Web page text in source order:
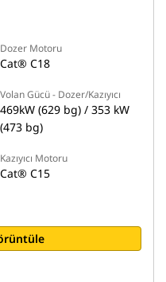
Dozer Motoru
Cat® C18
Volan Gücü - Dozer/Kazıyıcı
469kW (629 bg) / 353 kW
(473 bg)
Kazıyıcı Motoru
Cat® C15